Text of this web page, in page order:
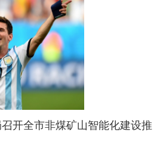
开全市非煤矿山智能化建设推